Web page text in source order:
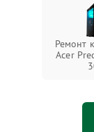
Ремонт
Acer